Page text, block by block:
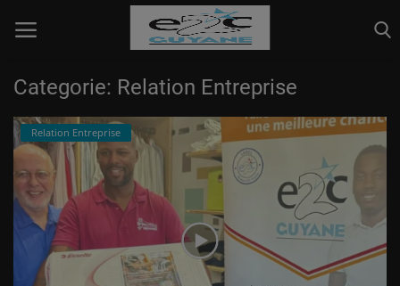
Info page
Pédagogique
Relation Entreprise
Vie collective
Categorie: Relation Entreprise
Relation Entreprise